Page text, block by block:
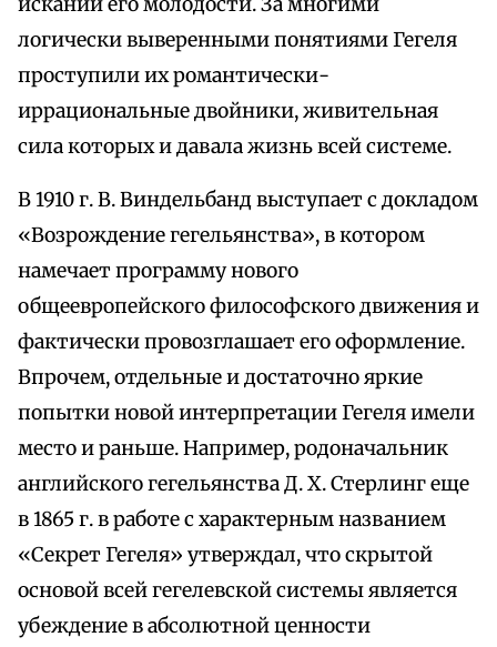
логически выверенными понятиями Гегеля
проступили их романтически-
иррациональные двойники, живительная
сила которых и давала жизнь всей системе.
В 1910 г. В. Виндельбанд выступает с докладом
«Возрождение гегельянства», в котором
намечает программу нового
общеевропейского философского движения и
фактически провозглашает его оформление.
Впрочем, отдельные и достаточно яркие
попытки новой интерпретации Гегеля имели
место и раньше. Например, родоначальник
английского гегельянства Д. X. Стерлинг еще
в 1865 г. в работе с характерным названием
«Секрет Гегеля» утверждал, что скрытой
основой всей гегелевской системы является
убеждение в абсолютной ценности